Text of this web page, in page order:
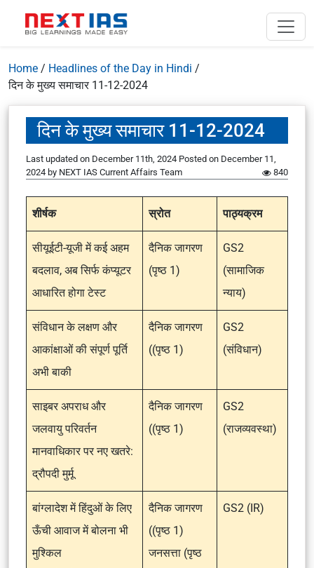
Home / Headlines of the Day in Hindi /
दिन के मुख्य समाचार 11-12-2024
दिन के मुख्य समाचार 11-12-2024
Last updated on December 11th, 2024 Posted on December 11,
2024 by NEXT IAS Current Affairs Team 840
शीर्षक स्रोत पाठ्यक्रम
सीयूईटी-यूजी में कई अहम
बदलाव, अब सिर्फ कंप्यूटर
आधारित होगा टेस्ट
दैनिक जागरण
(पृष्ठ 1)
GS2
(सामाजिक
न्याय)
संविधान के लक्षण और
आकांक्षाओं की संपूर्ण पूर्ति
अभी बाकी
दैनिक जागरण
((पृष्ठ 1)
GS2
(संविधान)
साइबर अपराध और
जलवायु परिवर्तन
मानवाधिकार पर नए खतरे:
द्रौपदी मुर्मू
दैनिक जागरण
((पृष्ठ 1)
GS2
(राजव्यवस्था)
बांग्लादेश में हिंदुओं के लिए
ऊँची आवाज में बोलना भी
मुश्किल
दैनिक जागरण
((पृष्ठ 1)
जनसत्ता (पृष्ठ
GS2 (IR)